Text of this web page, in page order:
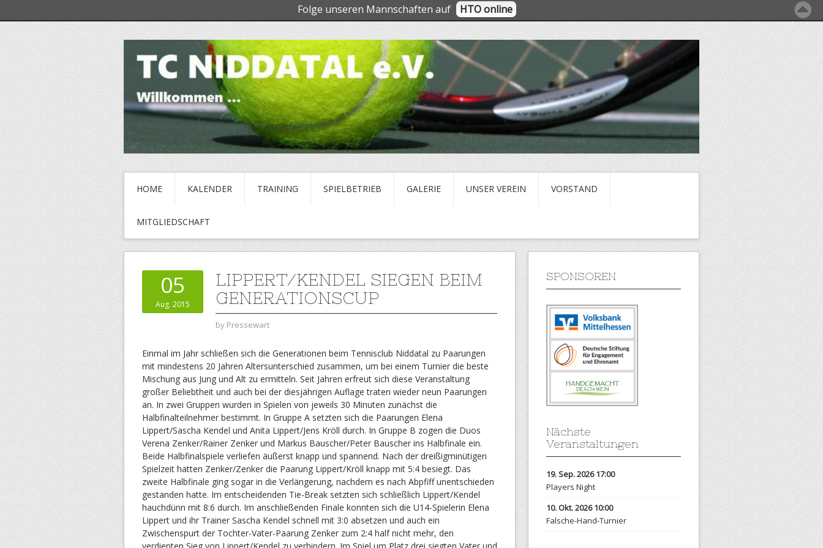
HOME KALENDER TRAINING SPIELBETRIEB GALERIE UNSER VEREIN VORSTAND
MITGLIEDSCHAFT
05
Aug. 2015
LIPPERT/KENDEL SIEGEN BEIM
GENERATIONSCUP
by Pressewart
Einmal im Jahr schließen sich die Generationen beim Tennisclub Niddatal zu Paarungen
mit mindestens 20 Jahren Altersunterschied zusammen, um bei einem Turnier die beste
Mischung aus Jung und Alt zu ermitteln. Seit Jahren erfreut sich diese Veranstaltung
großer Beliebtheit und auch bei der diesjährigen Auflage traten wieder neun Paarungen
an. In zwei Gruppen wurden in Spielen von jeweils 30 Minuten zunächst die
Halbfinalteilnehmer bestimmt. In Gruppe A setzten sich die Paarungen Elena
Lippert/Sascha Kendel und Anita Lippert/Jens Kröll durch. In Gruppe B zogen die Duos
Verena Zenker/Rainer Zenker und Markus Bauscher/Peter Bauscher ins Halbfinale ein.
Beide Halbfinalspiele verliefen äußerst knapp und spannend. Nach der dreißigminütigen
Spielzeit hatten Zenker/Zenker die Paarung Lippert/Kröll knapp mit 5:4 besiegt. Das
zweite Halbfinale ging sogar in die Verlängerung, nachdem es nach Abpfiff unentschieden
gestanden hatte. Im entscheidenden Tie-Break setzten sich schließlich Lippert/Kendel
hauchdünn mit 8:6 durch. Im anschließenden Finale konnten sich die U14-Spielerin Elena
Lippert und ihr Trainer Sascha Kendel schnell mit 3:0 absetzen und auch ein
Zwischenspurt der Tochter-Vater-Paarung Zenker zum 2:4 half nicht mehr, den
SPONSOREN
Nächste
Veranstaltungen
19. Sep. 2026 17:00
Players Night
10. Okt. 2026 10:00
Falsche-Hand-Turnier
Folge unseren Mannschaften auf HTO online